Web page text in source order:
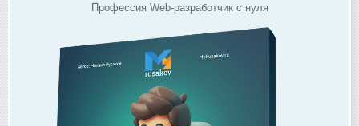
Профессия Web-разработчик с нуля